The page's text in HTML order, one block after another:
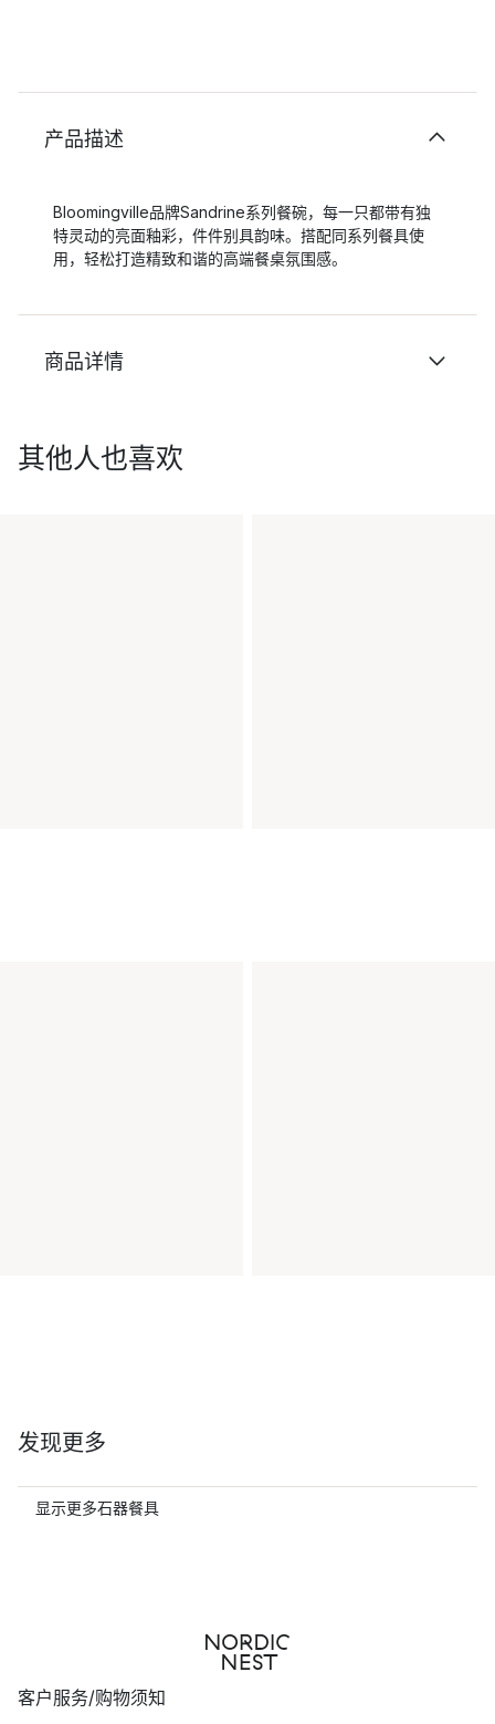
产品描述
Bloomingville品牌Sandrine系列餐碗，每一只都带有独
特灵动的亮面釉彩，件件别具韵味。搭配同系列餐具使
用，轻松打造精致和谐的高端餐桌氛围感。
商品详情
其他人也喜欢
发现更多
显示更多石器餐具
客户服务/购物须知